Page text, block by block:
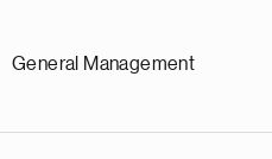
General Management
и